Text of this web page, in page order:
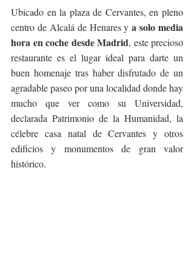
Ubicado en la plaza de Cervantes, en pleno
centro de Alcalá de Henares y a solo media
hora en coche desde Madrid, este precioso
restaurante es el lugar ideal para darte un
buen homenaje tras haber disfrutado de un
agradable paseo por una localidad donde hay
mucho que ver como su Universidad,
declarada Patrimonio de la Humanidad, la
célebre casa natal de Cervantes y otros
edificios y monumentos de gran valor
histórico.